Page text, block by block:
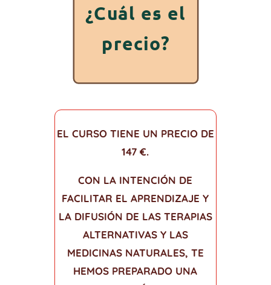
¿Cuál es el
precio?
EL CURSO TIENE UN PRECIO DE
147 €.
CON LA INTENCIÓN DE
FACILITAR EL APRENDIZAJE Y
LA DIFUSIÓN DE LAS TERAPIAS
ALTERNATIVAS Y LAS
MEDICINAS NATURALES, TE
HEMOS PREPARADO UNA